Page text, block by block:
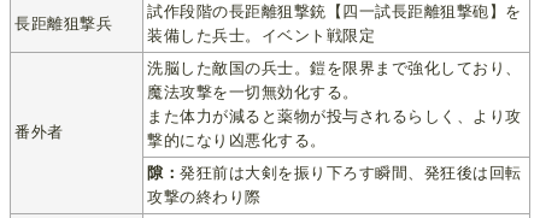
長距離狙撃兵
試作段階の長距離狙撃銃【四一試長距離狙撃砲】を
装備した兵士。イベント戦限定
番外者
洗脳した敵国の兵士。鎧を限界まで強化しており、
魔法攻撃を一切無効化する。
また体力が減ると薬物が投与されるらしく、より攻
撃的になり凶悪化する。
隙：発狂前は大剣を振り下ろす瞬間、発狂後は回転
攻撃の終わり際